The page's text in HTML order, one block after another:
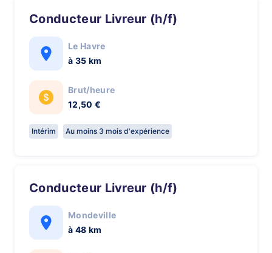
Conducteur Livreur (h/f)
Le Havre
à 35 km
Brut/heure
12,50 €
Intérim Au moins 3 mois d'expérience
Conducteur Livreur (h/f)
Mondeville
à 48 km